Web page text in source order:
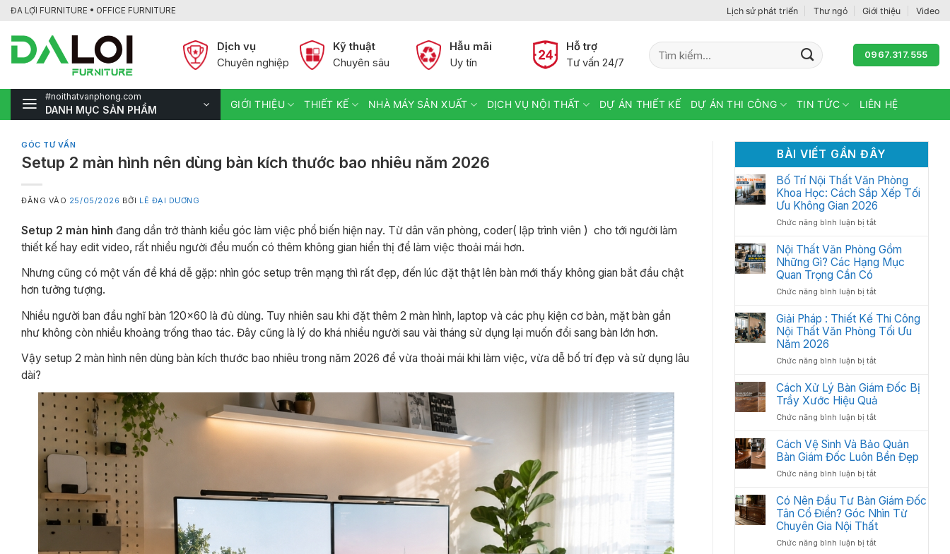
Bỏ
nội
dung
ĐA LỢI FURNITURE • OFFICE FURNITURE Lịch sử phát triển Thư ngỏ Giới thiệu Video
Dịch vụ
Chuyên nghiệp
Kỹ thuật
Chuyên sâu
Hẫu mãi
Uy tín
Hỗ trợ
Tư vấn 24/7
Tìm
kiếm:
0967.317.555
#noithatvanphong.com
DANH MỤC SẢN PHẨM GIỚI THIỆU THIẾT KẾ NHÀ MÁY SẢN XUẤT DỊCH VỤ NỘI THẤT DỰ ÁN THIẾT KẾ DỰ ÁN THI CÔNG TIN TỨC LIÊN HỆ
GÓC TƯ VẤN
Setup 2 màn hình nên dùng bàn kích thước bao nhiêu năm 2026
ĐĂNG VÀO 25/05/2026 BỞI LÊ ĐẠI DƯƠNG
Setup 2 màn hình đang dần trở thành kiểu góc làm việc phổ biến hiện nay. Từ dân văn phòng, coder( lập trình viên ) cho tới người làm
thiết kế hay edit video, rất nhiều người đều muốn có thêm không gian hiển thị để làm việc thoải mái hơn.
Nhưng cũng có một vấn đề khá dễ gặp: nhìn góc setup trên mạng thì rất đẹp, đến lúc đặt thật lên bàn mới thấy không gian bắt đầu chật
hơn tưởng tượng.
Nhiều người ban đầu nghĩ bàn 120×60 là đủ dùng. Tuy nhiên sau khi đặt thêm 2 màn hình, laptop và các phụ kiện cơ bản, mặt bàn gần
như không còn nhiều khoảng trống thao tác. Đây cũng là lý do khá nhiều người sau vài tháng sử dụng lại muốn đổi sang bàn lớn hơn.
Vậy setup 2 màn hình nên dùng bàn kích thước bao nhiêu trong năm 2026 để vừa thoải mái khi làm việc, vừa dễ bố trí đẹp và sử dụng lâu
dài?
BÀI VIẾT GẦN ĐÂY
Bố Trí Nội Thất Văn Phòng
Khoa Học: Cách Sắp Xếp Tối
Ưu Không Gian 2026
Chức năng bình luận bị tắtở
Trí
Nội
Thất
Phòng
Học:
Cách
Tối
Không
Gian
2026
Nội Thất Văn Phòng Gồm
Những Gì? Các Hạng Mục
Quan Trọng Cần Có
Chức năng bình luận bị tắtở
Thất
Văn
Phòng
Những
Các
Hạng
Quan
Cần
Có
Giải Pháp : Thiết Kế Thi Công
Nội Thất Văn Phòng Tối Ưu
Năm 2026
Chức năng bình luận bị tắtở
Pháp
Kế
Công
Nội
Tối
Ưu
Năm
2026
Cách Xử Lý Bàn Giám Đốc Bị
Trầy Xước Hiệu Quả
Chức năng bình luận bị tắtở
Xử
Lý
Bàn
Giám
Bị
Trầy
Xước
Quả
Cách Vệ Sinh Và Bảo Quản
Bàn Giám Đốc Luôn Bền Đẹp
Chức năng bình luận bị tắtở
Vệ
Sinh
Và
Bảo
Quản
Có Nên Đầu Tư Bàn Giám Đốc
Tân Cổ Điển? Góc Nhìn Từ
Chuyên Gia Nội Thất
Chức năng bình luận bị tắtở